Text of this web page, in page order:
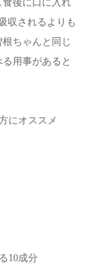
後に口に入れ
収されるよりも
ちゃんと同じ
用事があると
にオススメ
10成分